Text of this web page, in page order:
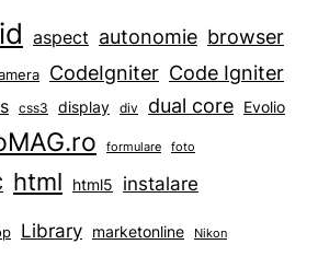
aspect autonomie browser
CodeIgniter Code Igniter
css3 display div dual core Evolio
formulare foto
html html5 instalare
Library marketonline Nikon